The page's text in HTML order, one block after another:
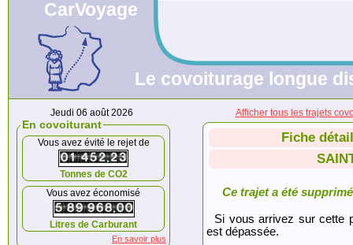
CarVoyage
Le covoiturage longue
Jeudi 06 août 2026
En covoiturant
Vous avez évité le rejet de
Tonnes de CO2
Vous avez économisé
Litres de Carburant
En savoir plus
Afficher tous les trajets
Fiche
Ce trajet a été
Si vous arrivez sur cette
est dépassée.